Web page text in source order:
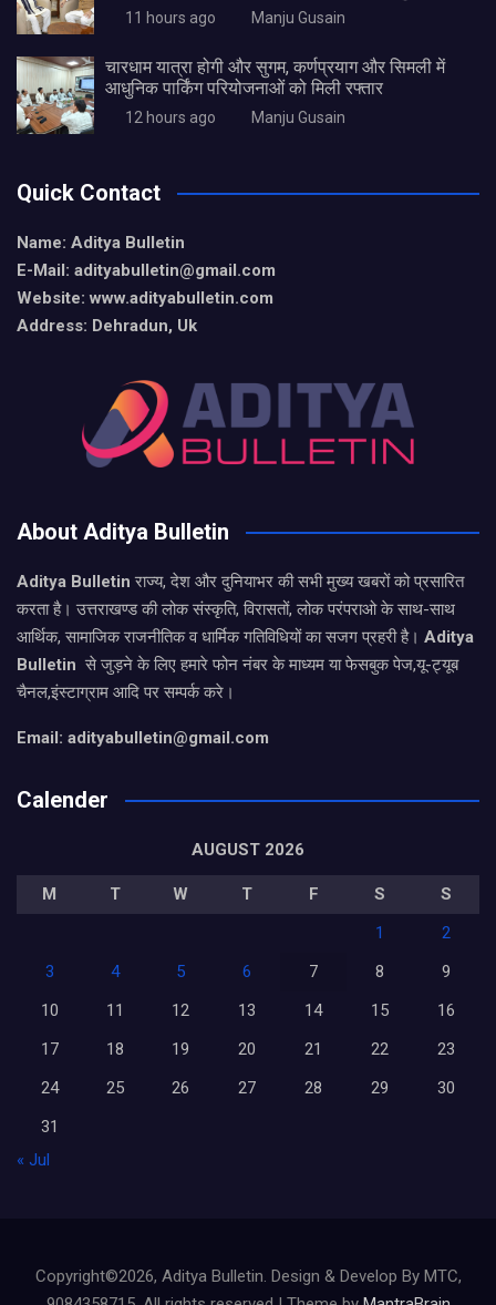
11 hours ago Manju Gusain
चारधाम यात्रा होगी और सुगम, कर्णप्रयाग और सिमली में
आधुनिक पार्किंग परियोजनाओं को मिली रफ्तार
12 hours ago Manju Gusain
Quick Contact
Name: Aditya Bulletin
E-Mail: adityabulletin@gmail.com
Website: www.adityabulletin.com
Address: Dehradun, Uk
About Aditya Bulletin
Aditya Bulletinराज्य, देश और दुनियाभर की सभी मुख्य खबरों को प्रसारित
करता है। उत्तराखण्ड की लोक संस्कृति, विरासतों, लोक परंपराओ के साथ-साथ
आर्थिक, सामाजिक राजनीतिक व धार्मिक गतिविधियों का सजग प्रहरी है। Aditya
Bulletin से जुड़ने के लिए हमारे फोन नंबर के माध्यम या फेसबुक पेज,यू-ट्यूब
चैनल,इंस्टाग्राम आदि पर सम्पर्क करे।
Email: adityabulletin@gmail.com
Calender
AUGUST 2026
M T W T F S
S
1
2
3
4 5 6 7 8
9
10
11 12 13 14 15
16
17
18 19 20 21 22
23
24
25 26 27 28 29
30
31
« Jul
Copyright©2026, Aditya Bulletin. Design & Develop By MTC,